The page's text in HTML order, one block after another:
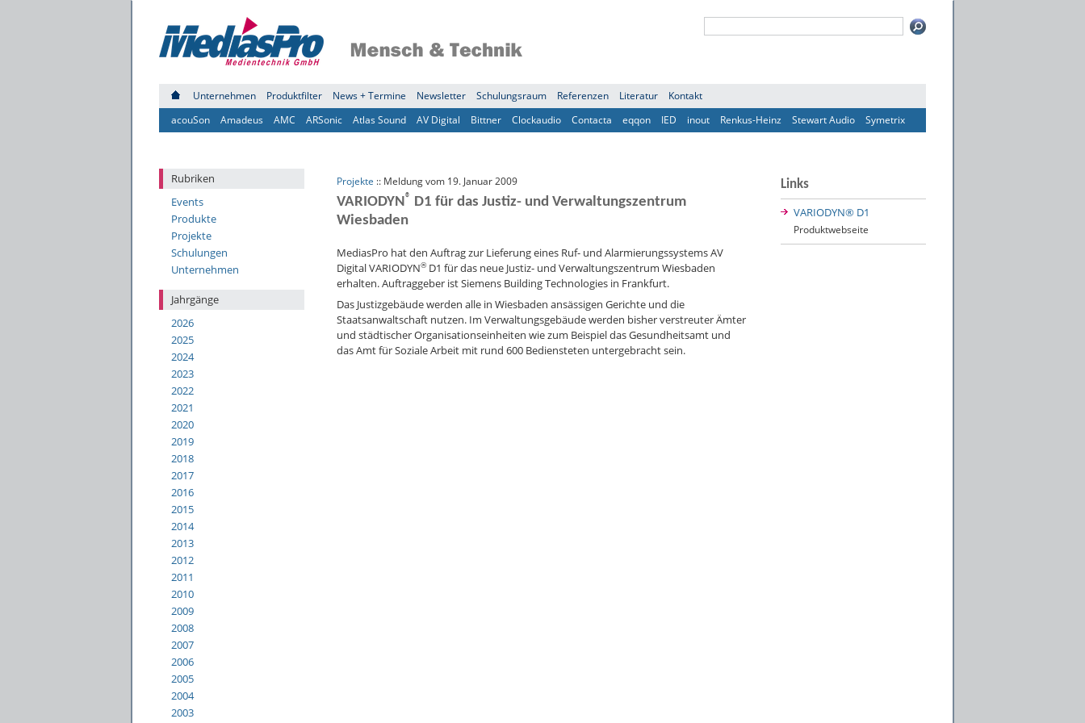
Unternehmen Produktfilter News + Termine Newsletter Schulungsraum Referenzen Literatur
Kontakt
acouSon
Amadeus AMC ARSonic Atlas Sound AV Digital Bittner Clockaudio Contacta eqqon IED inout Renkus-Heinz Stewart Audio Symetrix
Rubriken
Events
Produkte
Projekte
Schulungen
Unternehmen
Jahrgänge
2026
2025
2024
2023
2022
2021
2020
2019
2018
2017
2016
2015
2014
2013
2012
2011
2010
2009
2008
2007
2006
2005
2004
2003
Projekte :: Meldung vom 19. Januar 2009
VARIODYN® D1 für das Justiz- und Verwaltungszentrum
Wiesbaden
MediasPro hat den Auftrag zur Lieferung eines Ruf- und Alarmierungssystems AV
Digital VARIODYN® D1 für das neue Justiz- und Verwaltungszentrum Wiesbaden
erhalten. Auftraggeber ist Siemens Building Technologies in Frankfurt.
Das Justizgebäude werden alle in Wiesbaden ansässigen Gerichte und die
Staatsanwaltschaft nutzen. Im Verwaltungsgebäude werden bisher verstreuter Ämter
und städtischer Organisationseinheiten wie zum Beispiel das Gesundheitsamt und
das Amt für Soziale Arbeit mit rund 600 Bediensteten untergebracht sein.
Links
VARIODYN® D1
Produktwebseite